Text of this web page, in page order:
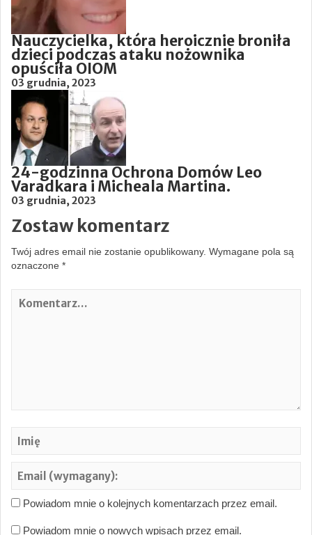
Nauczycielka, która heroicznie broniła
dzieci podczas ataku nożownika
opuściła OIOM
03 grudnia, 2023
24-godzinna Ochrona Domów Leo
Varadkara i Micheala Martina.
03 grudnia, 2023
Zostaw komentarz
Twój adres email nie zostanie opublikowany. Wymagane pola są
oznaczone *
K
…
Powiadom mnie o kolejnych komentarzach przez email.
Powiadom mnie o nowych wpisach przez email.